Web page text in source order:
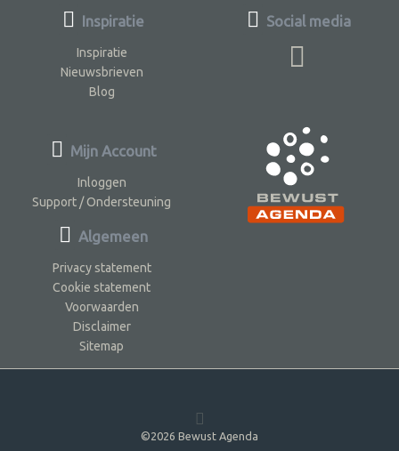
Inspiratie
Inspiratie
Nieuwsbrieven
Blog
Social media
Mijn Account
Inloggen
Support / Ondersteuning
Algemeen
Privacy statement
Cookie statement
Voorwaarden
Disclaimer
Sitemap
©2026 Bewust Agenda